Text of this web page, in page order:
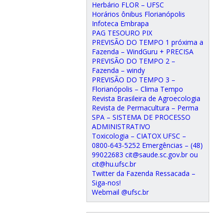
Herbário FLOR – UFSC
Horários ônibus Florianópolis
Infoteca Embrapa
PAG TESOURO PIX
PREVISÃO DO TEMPO 1 próxima a
Fazenda – WindGuru + PRECISA
PREVISÃO DO TEMPO 2 –
Fazenda – windy
PREVISÃO DO TEMPO 3 –
Florianópolis – Clima Tempo
Revista Brasileira de Agroecologia
Revista de Permacultura – Perma
SPA – SISTEMA DE PROCESSO
ADMINISTRATIVO
Toxicologia – CIATOX UFSC –
0800-643-5252 Emergências – (48)
99022683 cit@saude.sc.gov.br ou
cit@hu.ufsc.br
Twitter da Fazenda Ressacada –
Siga-nos!
Webmail @ufsc.br